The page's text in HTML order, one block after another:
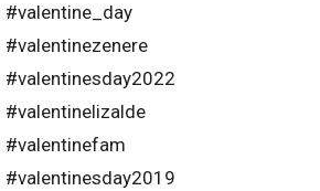
#valentine_day
#valentinezenere
#valentinesday2022
#valentinelizalde
#valentinefam
#valentinesday2019